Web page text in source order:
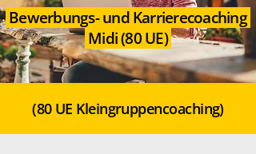
Bewerbungs- und Karrierecoaching
Midi (80 UE)
(80 UE Kleingruppencoaching)